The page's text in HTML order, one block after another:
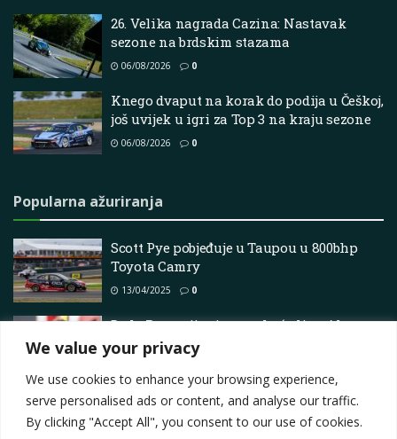
We value your privacy
We use cookies to enhance your browsing experience,
serve personalised ads or content, and analyse our traffic.
By clicking "Accept All", you consent to our use of cookies.
26. Velika nagrada Cazina: Nastavak
sezone na brdskim stazama
06/08/2026 0
Knego dvaput na korak do podija u Češkoj,
još uvijek u igri za Top 3 na kraju sezone
06/08/2026 0
Popularna ažuriranja
Scott Pye pobjeđuje u Taupou u 800bhp
Toyota Camry
13/04/2025 0
De la Rosa nije siguran hoće li se Alonso
utrkivati nakon 2026.